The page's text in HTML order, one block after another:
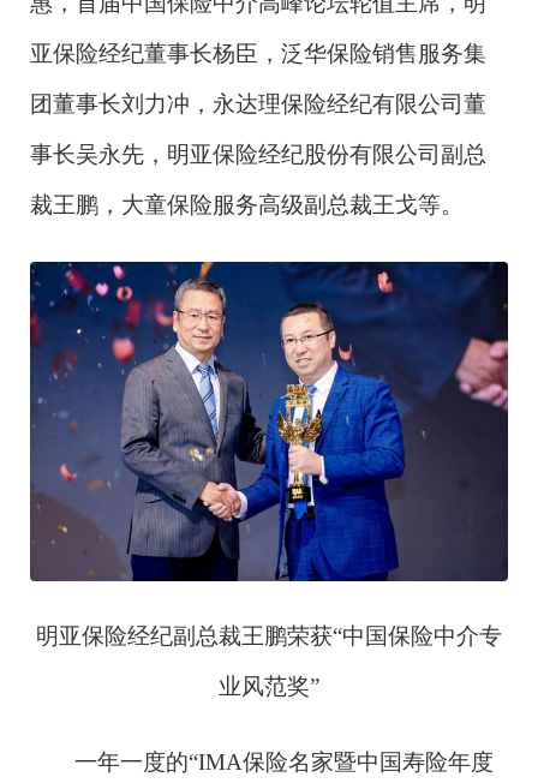
亚保险经纪董事长杨臣，泛华保险销售服务集
团董事长刘力冲，永达理保险经纪有限公司董
事长吴永先，明亚保险经纪股份有限公司副总
裁王鹏，大童保险服务高级副总裁王戈等。
明亚保险经纪副总裁王鹏荣获“中国保险中介专
业风范奖”
一年一度的“IMA保险名家暨中国寿险年度